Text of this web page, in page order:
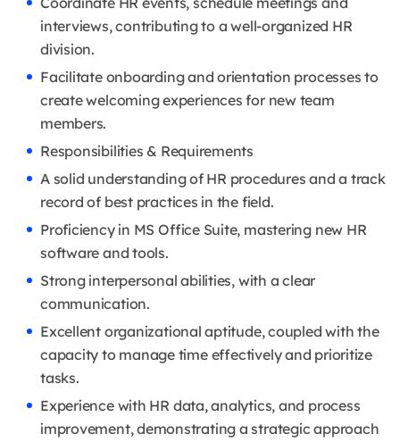
interviews, contributing to a well-organized HR
division.
Facilitate onboarding and orientation processes to
create welcoming experiences for new team
members.
Responsibilities & Requirements
A solid understanding of HR procedures and a track
record of best practices in the field.
Proficiency in MS Office Suite, mastering new HR
software and tools.
Strong interpersonal abilities, with a clear
communication.
Excellent organizational aptitude, coupled with the
capacity to manage time effectively and prioritize
tasks.
Experience with HR data, analytics, and process
improvement, demonstrating a strategic approach